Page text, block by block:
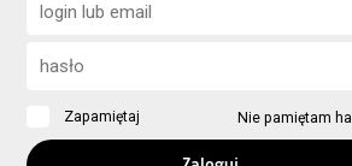
Zapamiętaj Nie pamiętam